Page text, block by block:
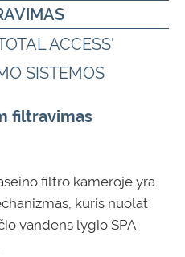
ACCESS'
SISTEMOS
filtravimas
filtro kameroje yra
kuris nuolat
vandens lygio SPA